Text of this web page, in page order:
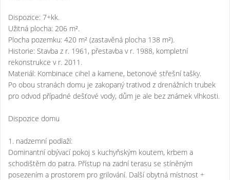
Dispozice: 7+kk.
Užitná plocha: 206 m².
Plocha pozemku: 420 m² (zastavěná plocha 138 m²).
Historie: Stavba z r. 1961, přestavba v r. 1988, kompletní
rekonstrukce v r. 2011.
Materiál: Kombinace cihel a kamene, betonové střešní tašky.
Po obou stranách domu je zakopaný trativod z drenážních trubek
pro odvod případné dešťové vody, dům je ale bez známek vlhkosti.
Dispozice domu
1. nadzemní podlaží:
Dominantní obývací pokoj s kuchyňským koutem, krbem a
schodištěm do patra. Přístup na zadní terasu se stíněným
posezením a prostorem pro grilování. Další obytná místnost +